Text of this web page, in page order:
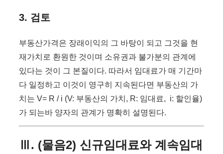
3. 검토
부동산가격은 장래이익의 그 바탕이 되고 그것을 현
재가치로 환원한 것이며 소유권과 불가분의 관계에
있다는 것이 그 본질이다. 따라서 임대료가 매 기간마
다 일정하고 이것이 영구히 지속된다면 부동산의 가
치는 V= R / i (V: 부동산의 가치, R: 임대료, i: 할인율)
가 되는바 양자의 관계가 명확히 설명된다.
Ⅲ. (물음2) 신규임대료와 계속임대